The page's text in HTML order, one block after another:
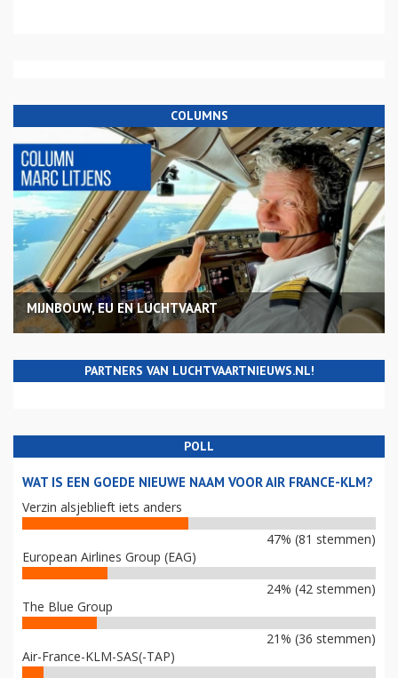
COLUMNS
MIJNBOUW, EU EN LUCHTVAART
PARTNERS VAN LUCHTVAARTNIEUWS.NL!
POLL
WAT IS EEN GOEDE NIEUWE NAAM VOOR AIR FRANCE-KLM?
Verzin alsjeblieft iets anders
47% (81 stemmen)
European Airlines Group (EAG)
24% (42 stemmen)
The Blue Group
21% (36 stemmen)
Air-France-KLM-SAS(-TAP)